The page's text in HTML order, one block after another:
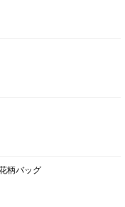
柄バッグ